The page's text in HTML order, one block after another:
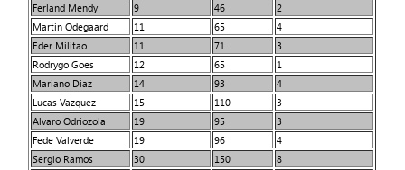
Ferland Mendy
9 46
2
Martin Odegaard
11 65
4
Eder Militao
11 71
3
Rodrygo Goes
12 65
1
Mariano Diaz
14 93
4
Lucas Vazquez
15 110
3
Alvaro Odriozola
19 95
3
Fede Valverde
19 96
4
Sergio Ramos
30 150
8